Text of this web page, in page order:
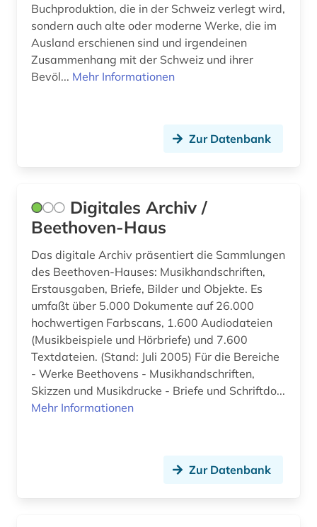
bucheinband (4)
buchenwald (1)
buchgeschichte (2)
buchmalerei (1)
buddhismus (1)
buenos aires (1)
bukarest (1)
bulgarien (2)
bundesanstalt für arbeitsschutz und
arbeitsmedizin (2)
bundesarchiv (1)
burg (1)
byzantinisches ägypten (1)
byzantinistik (2)
Buchproduktion, die in der Schweiz verlegt wird,
sondern auch alte oder moderne Werke, die im
Ausland erschienen sind und irgendeinen
Zusammenhang mit der Schweiz und ihrer
Bevöl... Mehr Informationen
Zur Datenbank
Digitales Archiv /
Beethoven-Haus
Das digitale Archiv präsentiert die Sammlungen
des Beethoven-Hauses: Musikhandschriften,
Erstausgaben, Briefe, Bilder und Objekte. Es
umfaßt über 5.000 Dokumente auf 26.000
hochwertigen Farbscans, 1.600 Audiodateien
(Musikbeispiele und Hörbriefe) und 7.600
Textdateien. (Stand: Juli 2005) Für die Bereiche
- Werke Beethovens - Musikhandschriften,
Skizzen und Musikdrucke - Briefe und Schriftdo...
Mehr Informationen
Zur Datenbank